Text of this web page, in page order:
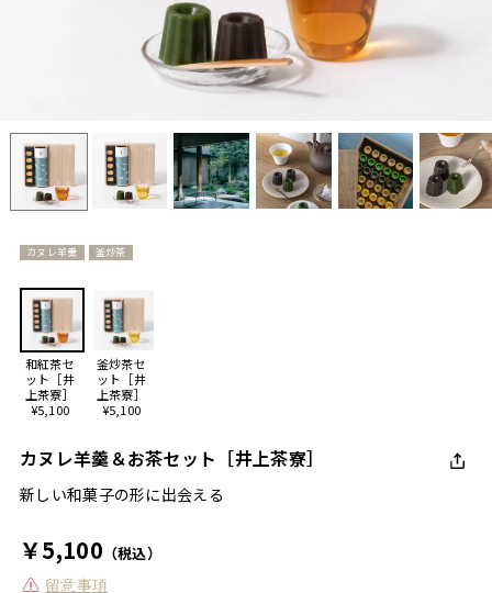
カヌレ羊羹 釜炒茶
和紅茶セ
ット［井
上茶寮］
¥5,100
釜炒茶セ
ット［井
上茶寮］
¥5,100
カヌレ羊羹＆お茶セット［井上茶寮］
新しい和菓子の形に出会える
￥5,100 （税込）
留意事項